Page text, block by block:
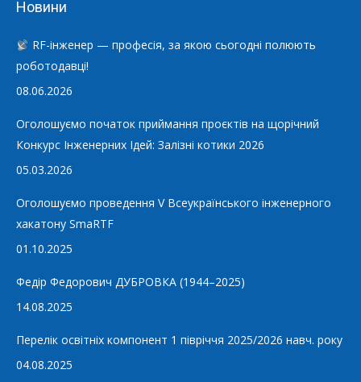
Новини
RF-інженер — професія, за якою сьогодні полюють
роботодавці!
08.06.2026
Оголошуємо початок приймання проєктів на щорічний
Конкурс Інженерних Ідей: Залізні котики 2026
05.03.2026
Оголошуємо проведення V Всеукраїнського інженерного
хакатону SmaRTF
01.10.2025
Федір Федорович ДУБРОВКА (1944–2025)
14.08.2025
Перелік освітніх компонент 1 півріччя 2025/2026 навч. року
04.08.2025